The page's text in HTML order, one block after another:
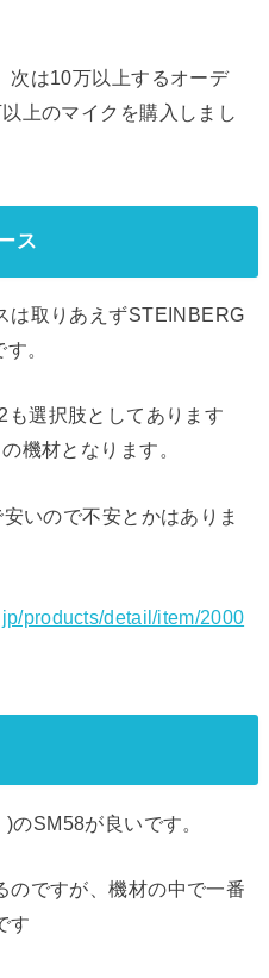
次は10万以上するオーデ
上のマイクを購入しまし
ス
は取りあえずSTEINBERG
。
選択肢としてあります
機材となります。
いので不安とかはありま
products/detail/item/2000
SM58が良いです。
のですが、機材の中で一番
す